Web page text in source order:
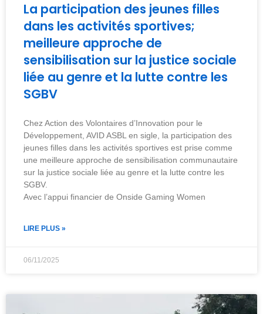
La participation des jeunes filles
dans les activités sportives;
meilleure approche de
sensibilisation sur la justice sociale
liée au genre et la lutte contre les
SGBV
Chez Action des Volontaires d’Innovation pour le
Développement, AVID ASBL en sigle, la participation des
jeunes filles dans les activités sportives est prise comme
une meilleure approche de sensibilisation communautaire
sur la justice sociale liée au genre et la lutte contre les
SGBV.
Avec l’appui financier de Onside Gaming Women
LIRE PLUS »
06/11/2025